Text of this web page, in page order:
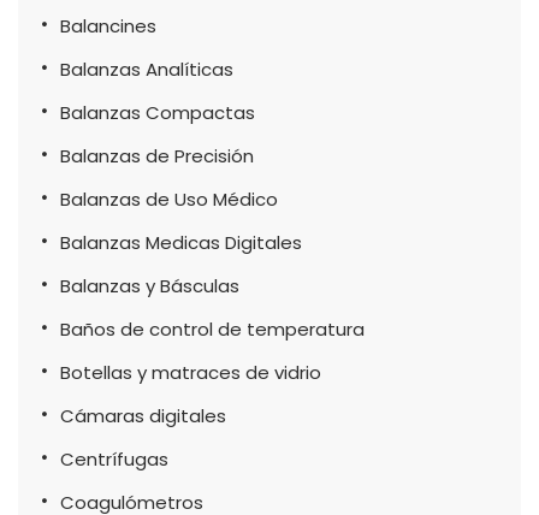
Balancines
Balanzas Analíticas
Balanzas Compactas
Balanzas de Precisión
Balanzas de Uso Médico
Balanzas Medicas Digitales
Balanzas y Básculas
Baños de control de temperatura
Botellas y matraces de vidrio
Cámaras digitales
Centrífugas
Coagulómetros